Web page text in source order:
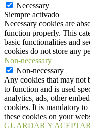
Necessary
Siempre activado
Necessary cookies are
function properly. This
basic functionalities and
cookies do not store any
Non-necessary
Non-necessary
Any cookies that may not
to function and is used
analytics, ads, other
cookies. It is mandatory
these cookies on your
GUARDAR Y ACEPTAR